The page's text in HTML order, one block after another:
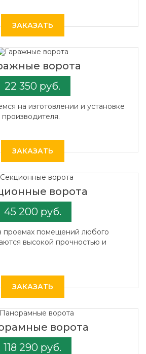
ЗАКАЗАТЬ
ворота
22 350 руб.
на изготовлении и установке
ЗАКАЗАТЬ
ворота
45 200 руб.
проемах помещений любого
высокой прочностью и
ЗАКАЗАТЬ
ворота
118 290 руб.